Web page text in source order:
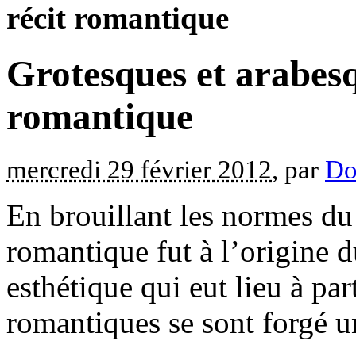
récit romantique
Grotesques et
romantique
mercredi 29 février 2012, par
En brouillant les normes
romantique fut à l’origine
esthétique qui eut lieu à
romantiques se sont forgé